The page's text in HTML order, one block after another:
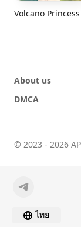
Volcano Princess
About us
DMCA
© 2023 - 2026
ไทย